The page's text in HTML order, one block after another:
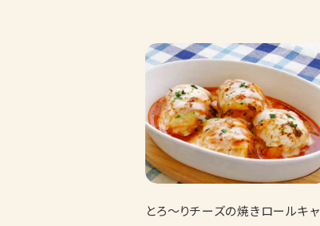
とろ～りチーズの焼きロールキャ